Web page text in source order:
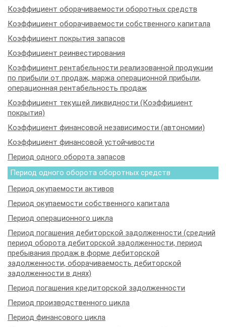
Коэффициент оборачиваемости оборотных средств
Коэффициент оборачиваемости собственного капитала
Коэффициент покрытия запасов
Коэффициент реинвестирования
Коэффициент рентабельности реализованной продукции
по прибыли от продаж, маржа операционной прибыли,
операционная рентабельность продаж
Коэффициент текущей ликвидности (Коэффициент
покрытия)
Коэффициент финансовой независимости (автономии)
Коэффициент финансовой устойчивости
Период одного оборота запасов
Период одного оборота оборотных средств
Период окупаемости активов
Период окупаемости собственного капитала
Период операционного цикла
Период погашения дебиторской задолженности (средний
период оборота дебиторской задолженности, период
пребывания продаж в форме дебиторской
задолженности, оборачиваемость дебиторской
задолженности в днях)
Период погашения кредиторской задолженности
Период производственного цикла
Период финансового цикла